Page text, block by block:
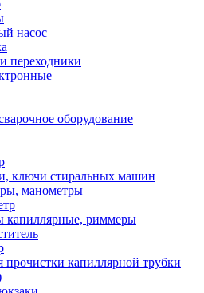
насос
переходники
оборудование
ключи стиральных машин
манометры
риммеры
прочистки капиллярной трубки